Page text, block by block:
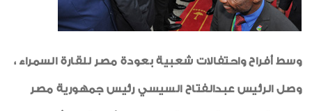
الواحة
وسط أفراح واحتفالات شعبية بعودة مصر للقارة السمراء ،
وصل الرئيس عبدالفتاح السيسي رئيس جمهورية مصر